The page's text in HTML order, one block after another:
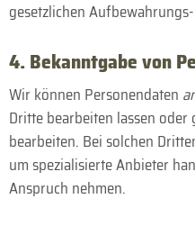
gesetzlichen
4. Bekanntgabe von
Wir können Personen­daten
Dritte bearbeiten lassen
bearbeiten. Bei solchen
um speziali­sierte Anbieter
Anspruch nehmen.